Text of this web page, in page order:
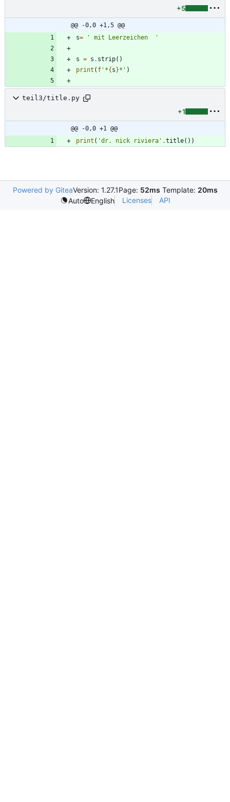
+5
@@ -0,0 +1,5 @@
s= ' mit Leerzeichen '
s = s . strip( )
print ( f ' *{s}* ' )
teil3/title.py
+1
@@ -0,0 +1 @@
print ( 'dr. nick riviera ' .title( ) )
Powered by GiteaVersion: 1.27.1Page: 52ms Template: 20ms
Auto
English Licenses API